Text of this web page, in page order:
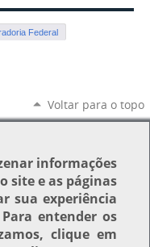
Federal
Voltar para o topo
informações
site e as páginas
sua experiência
entender os
clique em